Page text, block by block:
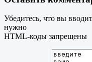
Убедитесь, что вы
нужно
HTML-коды запрещены